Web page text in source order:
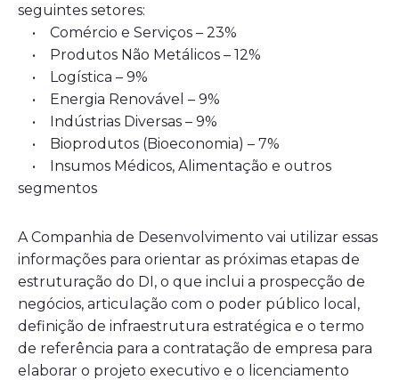
seguintes setores:
• Comércio e Serviços – 23%
• Produtos Não Metálicos – 12%
• Logística – 9%
• Energia Renovável – 9%
• Indústrias Diversas – 9%
• Bioprodutos (Bioeconomia) – 7%
• Insumos Médicos, Alimentação e outros
segmentos
A Companhia de Desenvolvimento vai utilizar essas
informações para orientar as próximas etapas de
estruturação do DI, o que inclui a prospecção de
negócios, articulação com o poder público local,
definição de infraestrutura estratégica e o termo
de referência para a contratação de empresa para
elaborar o projeto executivo e o licenciamento